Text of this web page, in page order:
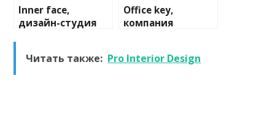
Inner face,
дизайн-студия
Office key,
компания
Читать также: Pro Interior Design